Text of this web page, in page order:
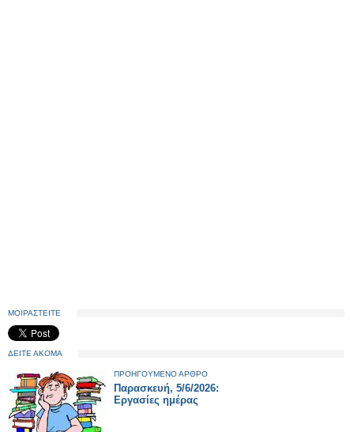
ΜΟΙΡΑΣΤΕΙΤΕ
ΔΕΙΤΕ ΑΚΟΜΑ
ΠΡΟΗΓΟΥΜΕΝΟ ΑΡΘΡΟ
Παρασκευή, 5/6/2026:
Εργασίες ημέρας